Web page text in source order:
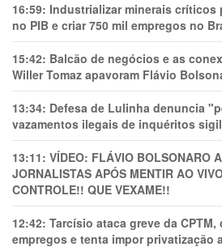
16:59: Industrializar minerais críticos
no PIB e criar 750 mil empregos no
15:42: Balcão de negócios e as
Willer Tomaz apavoram Flávio
13:34: Defesa de Lulinha denuncia
vazamentos ilegais de inquéritos
13:11: VÍDEO: FLÁVIO BOLSONARO
JORNALISTAS APÓS MENTIR AO
CONTROLE!! QUE VEXAME!!
12:42: Tarcísio ataca greve da
empregos e tenta impor privatização